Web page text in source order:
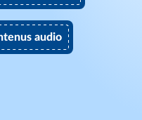
audio